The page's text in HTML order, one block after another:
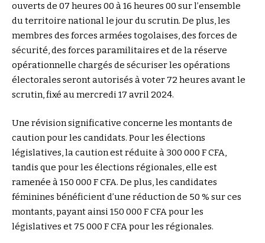
ouverts de 07 heures 00 à 16 heures 00 sur l’ensemble
du territoire national le jour du scrutin. De plus, les
membres des forces armées togolaises, des forces de
sécurité, des forces paramilitaires et de la réserve
opérationnelle chargés de sécuriser les opérations
électorales seront autorisés à voter 72 heures avant le
scrutin, fixé au mercredi 17 avril 2024.
Une révision significative concerne les montants de
caution pour les candidats. Pour les élections
législatives, la caution est réduite à 300 000 F CFA,
tandis que pour les élections régionales, elle est
ramenée à 150 000 F CFA. De plus, les candidates
féminines bénéficient d’une réduction de 50 % sur ces
montants, payant ainsi 150 000 F CFA pour les
législatives et 75 000 F CFA pour les régionales.